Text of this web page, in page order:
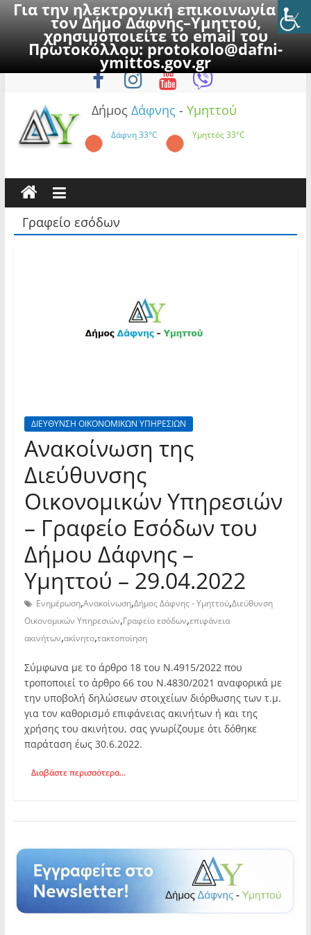
Για την ηλεκτρονική επικοινωνία με
τον Δήμο Δάφνης–Υμηττού,
χρησιμοποιείτε το email του
Πρωτοκόλλου:protokolo@dafni-
ymittos.gov.gr
to
Δευτέρα, 10 Αυγούστου 2026
Δήμος Δάφνης - Υμηττού
Δάφνη33°C Υμηττός33°C
Γραφείο εσόδων
ΔΙΕΥΘΥΝΣΗ ΟΙΚΟΝΟΜΙΚΩΝ ΥΠΗΡΕΣΙΩΝ
Ανακοίνωση της
Διεύθυνσης
Οικονομικών Υπηρεσιών
– Γραφείο Εσόδων του
Δήμου Δάφνης –
Υμηττού – 29.04.2022
Ενημέρωση,Ανακοίνωση,Δήμος Δάφνης - Υμηττού,Διεύθυνση
Οικονομικών Υπηρεσιών,Γραφείο εσόδων,επιφάνεια
ακινήτων,ακίνητο,τακτοποίηση
Σύμφωνα με το άρθρο 18 του Ν.4915/2022 που
τροποποιεί το άρθρο 66 του Ν.4830/2021 αναφορικά με
την υποβολή δηλώσεων στοιχείων διόρθωσης των τ.μ.
για τον καθορισμό επιφάνειας ακινήτων ή και της
χρήσης του ακινήτου, σας γνωρίζουμε ότι δόθηκε
παράταση έως 30.6.2022.
Διαβάστε περισσότερα...